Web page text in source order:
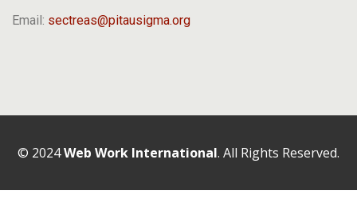
Email: sectreas@pitausigma.org
© 2024Web Work International. All Rights Reserved.